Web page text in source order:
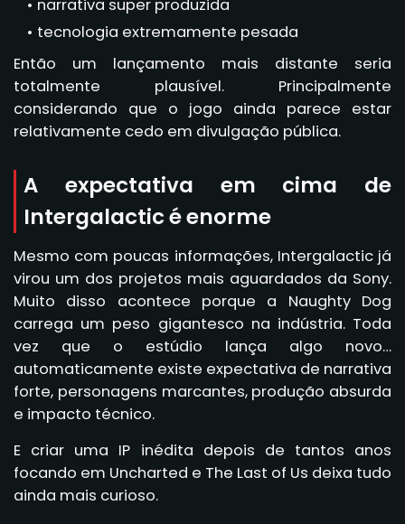
narrativa super produzida
tecnologia extremamente pesada
Então um lançamento mais distante seria
totalmente plausível. Principalmente
considerando que o jogo ainda parece estar
relativamente cedo em divulgação pública.
A expectativa em cima de
Intergalactic é enorme
Mesmo com poucas informações, Intergalactic já
virou um dos projetos mais aguardados da Sony.
Muito disso acontece porque a Naughty Dog
carrega um peso gigantesco na indústria. Toda
vez que o estúdio lança algo novo…
automaticamente existe expectativa de narrativa
forte, personagens marcantes, produção absurda
e impacto técnico.
E criar uma IP inédita depois de tantos anos
focando em Uncharted e The Last of Us deixa tudo
ainda mais curioso.